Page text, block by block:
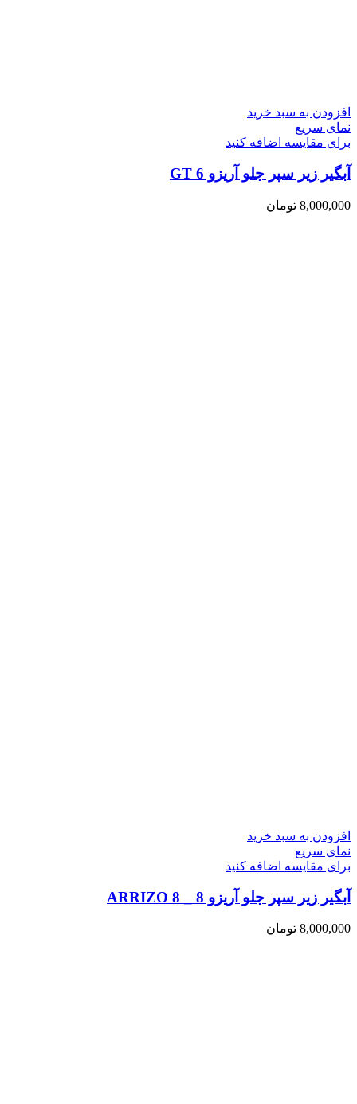
افزودن به سبد خرید
نمای سریع
برای مقایسه اضافه کنید
آبگیر زیر سپر جلو آریزو 6 GT
8,000,000 تومان
افزودن به سبد خرید
نمای سریع
برای مقایسه اضافه کنید
آبگیر زیر سپر جلو آریزو 8 _ ARRIZO 8
8,000,000 تومان